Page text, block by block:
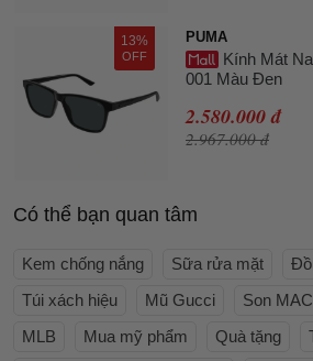
13%
OFF
PUMA
Kính Mát
001 Màu Đen
2.580.000 đ
2.967.000 đ
Có thể bạn quan tâm
Kem chống nắng Sữa rửa mặt
Túi xách hiệu
Mũ Gucci Son MAC
MLB
Mua mỹ phẩm Quà tặng